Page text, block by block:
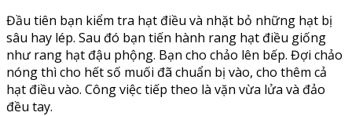
Đầu tiên bạn kiểm tra hạt điều và nhặt bỏ những hạt bị
sâu hay lép. Sau đó bạn tiến hành rang hạt điều giống
như rang hạt đậu phộng. Bạn cho chảo lên bếp. Đợi chảo
nóng thì cho hết số muối đã chuẩn bị vào, cho thêm cả
hạt điều vào. Công việc tiếp theo là vặn vừa lửa và đảo
đều tay.